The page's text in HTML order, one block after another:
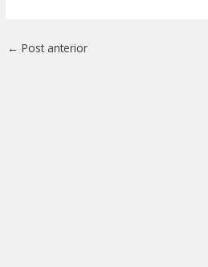
← Post anterior